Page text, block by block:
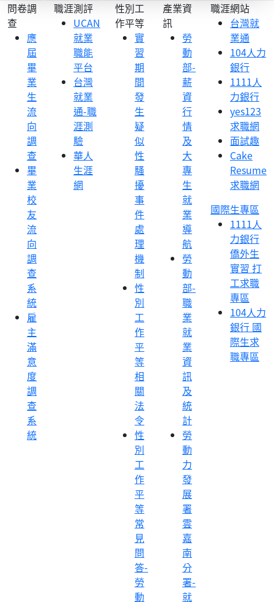
問卷調
查
應
屆
畢
業
生
流
向
調
查
畢
業
校
友
流
向
調
查
系
統
雇
主
滿
意
度
調
查
系
統
職涯測評
UCAN
就業
職能
平台
台灣
就業
通-職
涯測
驗
華人
生涯
網
性別工
作平等
實
習
期
間
發
生
疑
似
性
騷
擾
事
件
處
理
機
制
性
別
工
作
平
等
相
關
法
令
性
別
工
作
平
等
常
見
問
答-
勞
動
產業資
訊
勞
動
部-
薪
資
行
情
及
大
專
生
就
業
導
航
勞
動
部-
職
業
就
業
資
訊
及
統
計
勞
動
力
發
展
署
雲
嘉
南
分
署-
就
職涯網站
台灣就
業通
104人力
銀行
1111人
力銀行
yes123
求職網
面試趣
Cake
Resume
求職網
國際生專區
1111人
力銀行
僑外生
實習 打
工求職
專區
104人力
銀行 國
際生求
職專區